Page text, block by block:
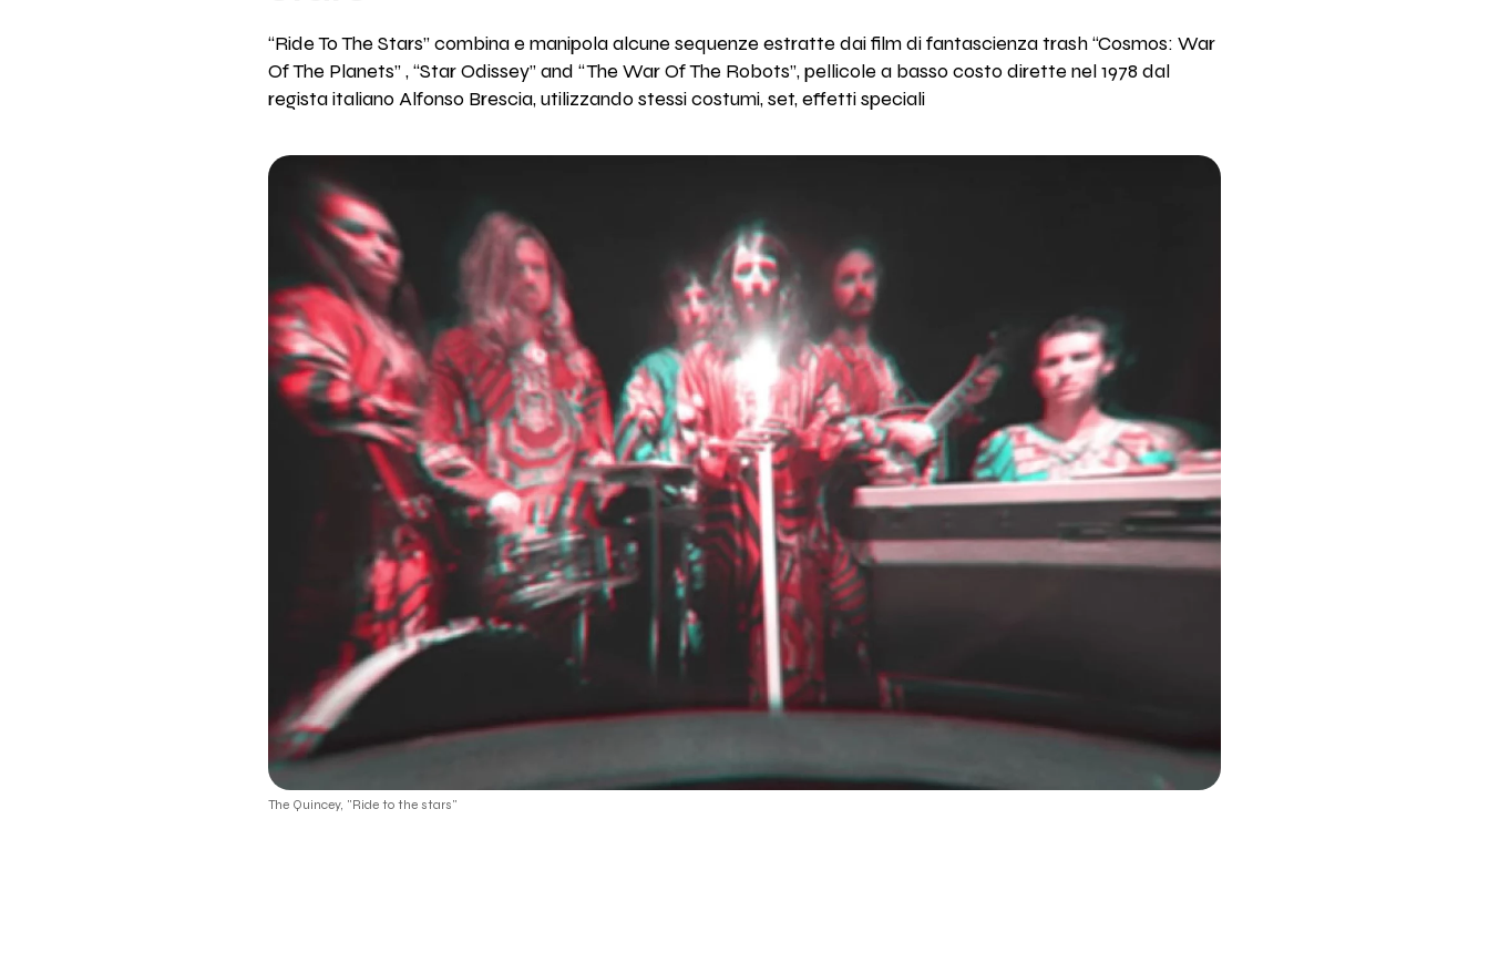
“Ride To The Stars” combina e manipola alcune sequenze estratte dai film di fantascienza trash “Cosmos: War
Of The Planets” , “Star Odissey” and “The War Of The Robots”, pellicole a basso costo dirette nel 1978 dal
regista italiano Alfonso Brescia, utilizzando stessi costumi, set, effetti speciali
The Quincey, "Ride to the stars"